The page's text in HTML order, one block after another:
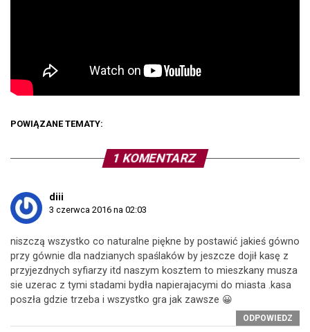
POWIĄZANE TEMATY:
1 KOMENTARZ
diii
3 czerwca 2016 na 02:03
niszczą wszystko co naturalne piękne by postawić jakieś gówno
przy gównie dla nadzianych spaślaków by jeszcze dojił kasę z
przyjezdnych syfiarzy itd naszym kosztem to mieszkany musza
sie uzerac z tymi stadami bydła napierajacymi do miasta .kasa
poszła gdzie trzeba i wszystko gra jak zawsze 😀
ODPOWIEDZ